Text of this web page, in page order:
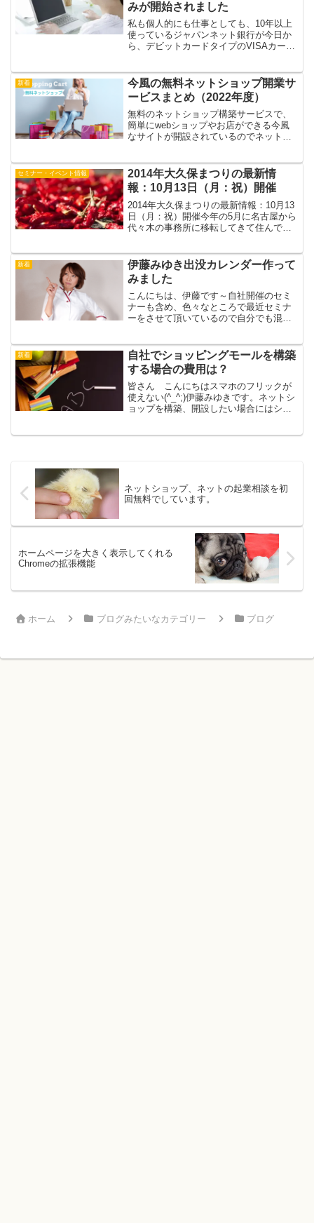
みが開始されました
私も個人的にも仕事としても、10年以上
使っているジャパンネット銀行が今日か
ら、デビットカードタイプのVISAカード
おきますね。
新着
今風の無料ネットショップ開業サ
ービスまとめ（2022年度）
無料のネットショップ構築サービスで、
簡単にwebショップやお店ができる今風
なサイトが開設されているのでネットシ
した海外販売やソーシャルネットショッ
プに強い「ecwid....
セミナー・イベント情報
2014年大久保まつりの最新情
報：10月13日（月：祝）開催
2014年大久保まつりの最新情報：10月13
日（月：祝）開催今年の5月に名古屋から
代々木の事務所に移転してきて住んでい
に出没するようになりました。JRの構内
で、「大久保...
新着
伊藤みゆき出没カレンダー作って
みました
こんにちは、伊藤です～自社開催のセミ
ナーも含め、色々なところで最近セミナ
ーをさせて頂いているので自分でも混乱
「伊藤みゆき出没カレンダー」作ってみ
ました(^_-)つ...
新着
自社でショッピングモールを構築
する場合の費用は？
皆さん こんにちはスマホのフリックが
使えない(^_^;)伊藤みゆきです。ネットシ
ョップを構築、開設したい場合にはショ
ネットショップ、ネットの起業相談を初
回無料でしています。
ホームページを大きく表示してくれる
Chromeの拡張機能
ホーム ブログみたいなカテゴリー ブログ